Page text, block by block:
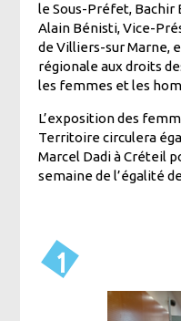
le Sous-Préfet, Bachir
Alain Bénisti, Vice-
de Villiers-sur Marne,
régionale aux droits
les femmes et les
L’exposition des
Territoire circulera
Marcel Dadi à Créteil
semaine de l’égalité
1